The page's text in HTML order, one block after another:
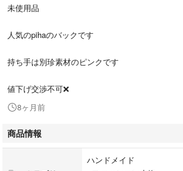
未使用品
人気のpihaのバックです
持ち手は別珍素材のピンクです
値下げ交渉不可❌
8ヶ月前
商品情報
ハンドメイド